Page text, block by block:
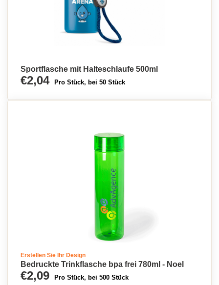
Sportflasche mit Halteschlaufe 500ml
€2,04 Pro Stück, bei 50 Stück
Erstellen Sie Ihr Design
Bedruckte Trinkflasche bpa frei 780ml - Noel
€2,09 Pro Stück, bei 500 Stück